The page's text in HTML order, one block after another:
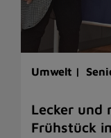
Umwelt |
Lecker und
Frühstück